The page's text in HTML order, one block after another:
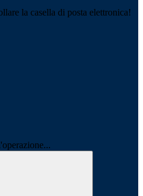
la casella di posta elettronica!